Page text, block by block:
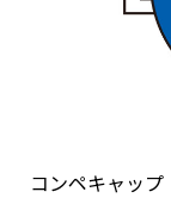
コンペキャップ